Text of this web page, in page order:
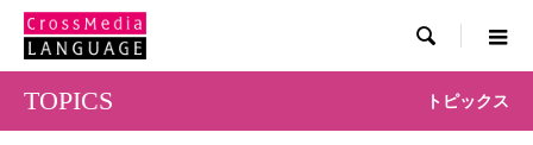

TOPICS トピックス